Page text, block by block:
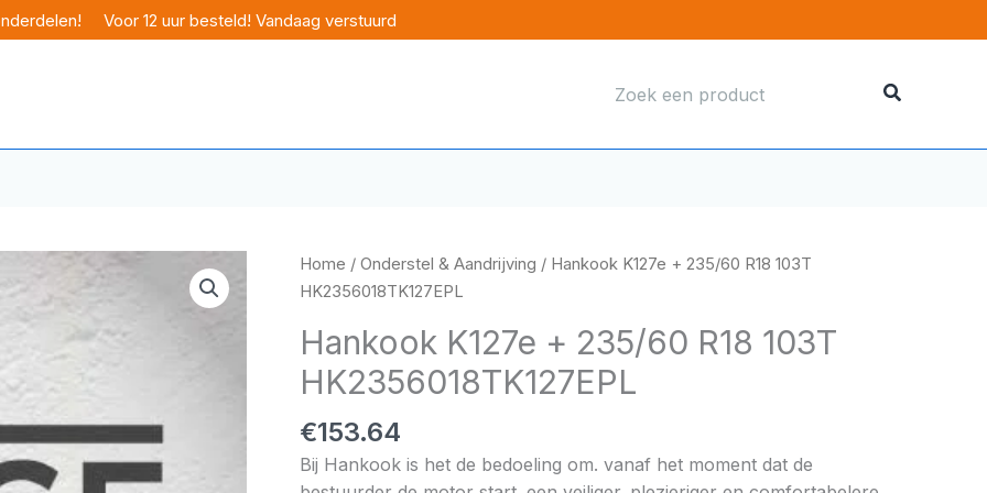
Voor 12 uur besteld! Vandaag verstuurd
naar:
Home / Onderstel & Aandrijving / Hankook K127e + 235/60 R18 103T
HK2356018TK127EPL
Hankook K127e + 235/60 R18 103T
HK2356018TK127EPL
€153.64
Bij Hankook is het de bedoeling om. vanaf het moment dat de